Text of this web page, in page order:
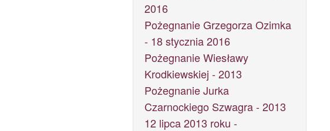
2016
Pożegnanie Grzegorza Ozimka
- 18 stycznia 2016
Pożegnanie Wiesławy
Krodkiewskiej - 2013
Pożegnanie Jurka
Czarnockiego Szwagra - 2013
12 lipca 2013 roku -